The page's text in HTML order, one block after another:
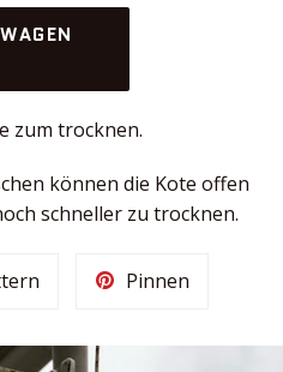
zum trocknen.
können die Kote offen
schneller zu trocknen.
twittern
Pinnen
pinnen